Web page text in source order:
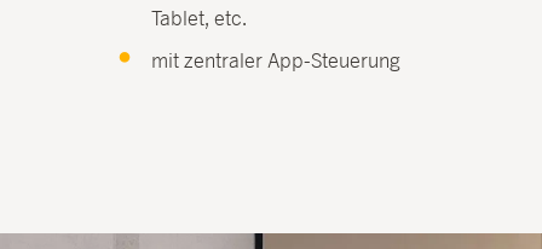
Tablet, etc.
mit zentraler App-Steuerung